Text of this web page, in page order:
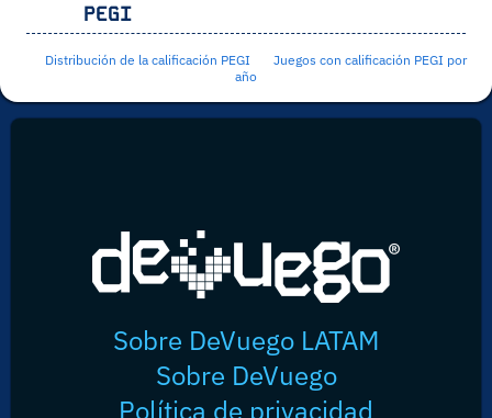
PEGI
Distribución de la calificación PEGI
Juegos con calificación PEGI por
año
Sobre DeVuego LATAM
Sobre DeVuego
Política de privacidad